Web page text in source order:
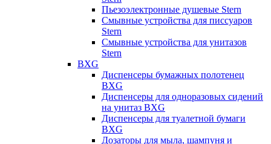
Пьезоэлектронные душевые Stern
Смывные устройства для писсуаров
Stern
Смывные устройства для унитазов
Stern
BXG
Диспенсеры бумажных полотенец
BXG
Диспенсеры для одноразовых сидений
на унитаз BXG
Диспенсеры для туалетной бумаги
BXG
Дозаторы для мыла, шампуня и